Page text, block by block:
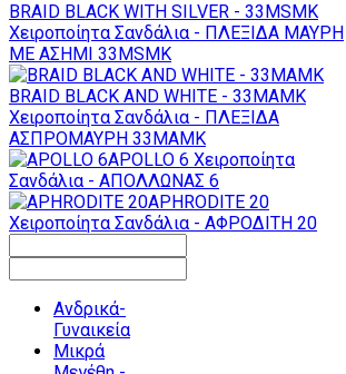
BRAID BLACK WITH SILVER - 33MSMK
Χειροποίητα Σανδάλια - ΠΛΕΞΙΔΑ ΜΑΥΡΗ
ΜΕ ΑΣΗΜΙ 33MSMK
BRAID BLACK AND WHITE - 33MAMK
Χειροποίητα Σανδάλια - ΠΛΕΞΙΔΑ
ΑΣΠΡΟΜΑΥΡΗ 33MAMK
APOLLO 6 Χειροποίητα
Σανδάλια - ΑΠΟΛΛΩΝΑΣ 6
APHRODITE 20
Χειροποίητα Σανδάλια - ΑΦΡΟΔΙΤΗ 20
Ανδρικά-
Γυναικεία
Μικρά